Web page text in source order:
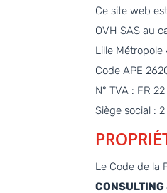
Ce site web
OVH SAS au
Lille
Code APE
N° TVA : FR
Siège social :
Le Code de la
CONSULTING